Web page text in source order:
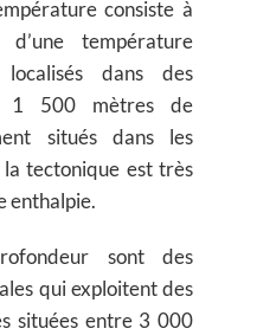
consiste à
température
dans des
1 500 mètres de
situés dans les
la tectonique est très
enthalpie.
sont des
qui exploitent des
situées entre 3 000